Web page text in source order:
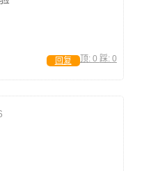
顶: 0 踩: 0
回复